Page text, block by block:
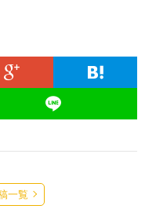
一覧